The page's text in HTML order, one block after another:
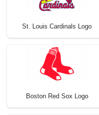
St. Louis Cardinals Logo
Boston Red Sox Logo